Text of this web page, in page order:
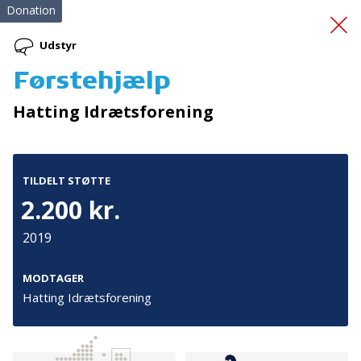
Vores Sunde Hverdag
Donation
Udstyr
Førstehjælp
Hatting Idrætsforening
TILDELT STØTTE
2.200 kr.
2019
MODTAGER
Hatting Idrætsforening
Tilmeld nyhedsbrev
De seneste nyheder om TrygFondens og TryghedsGruppens
aktiviteter direkte i din indbakke.
Tilmeld